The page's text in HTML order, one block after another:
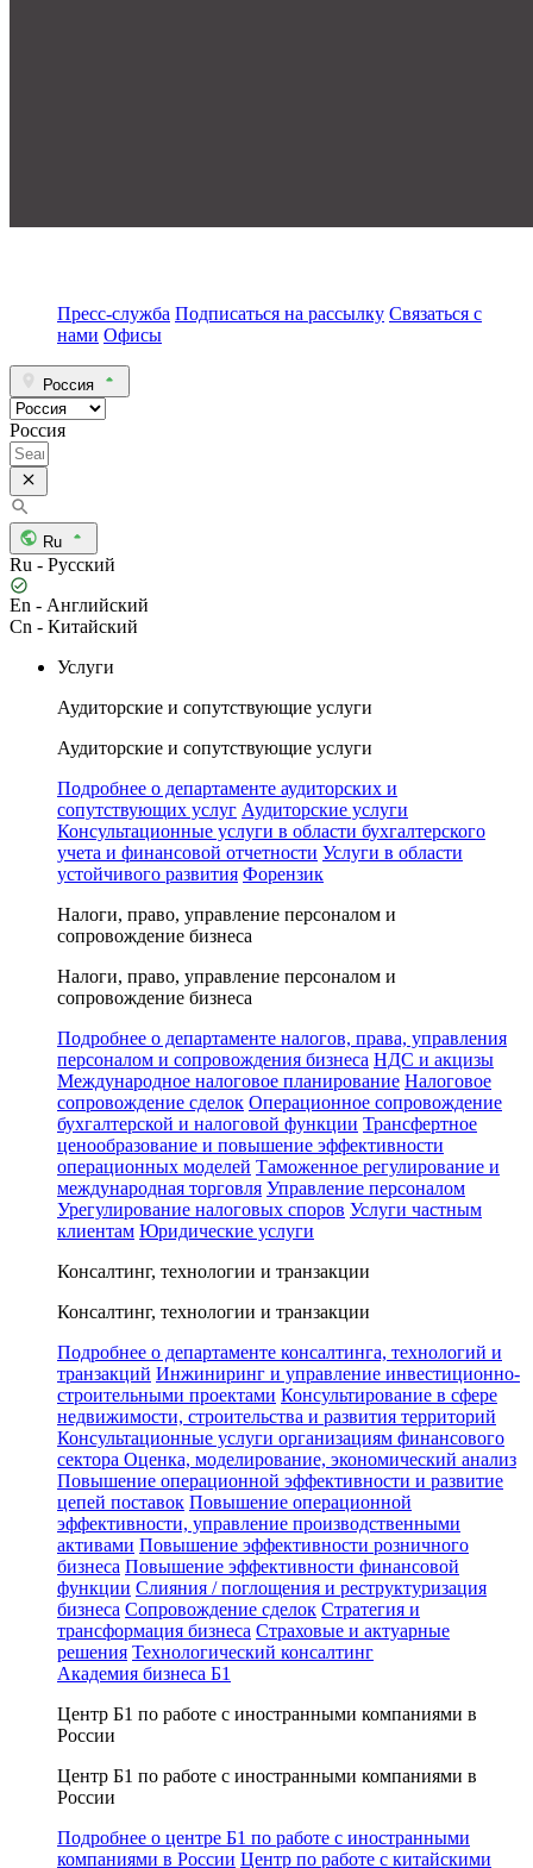
Пресс-служба Подписаться на рассылку Связаться с
нами Офисы
Россия
Россия
Ru
Ru - Русский
En - Английский
Cn - Китайский
Услуги
Аудиторские и сопутствующие услуги
Аудиторские и сопутствующие услуги
Подробнее о департаменте аудиторских и
сопутствующих услуг Аудиторские услуги
Консультационные услуги в области бухгалтерского
учета и финансовой отчетности Услуги в области
устойчивого развития Форензик
Налоги, право, управление персоналом и
сопровождение бизнеса
Налоги, право, управление персоналом и
сопровождение бизнеса
Подробнее о департаменте налогов, права, управления
персоналом и сопровождения бизнеса НДС и акцизы
Международное налоговое планирование Налоговое
сопровождение сделок Операционное сопровождение
бухгалтерской и налоговой функции Трансфертное
ценообразование и повышение эффективности
операционных моделей Таможенное регулирование и
международная торговля Управление персоналом
Урегулирование налоговых споров Услуги частным
клиентам Юридические услуги
Консалтинг, технологии и транзакции
Консалтинг, технологии и транзакции
Подробнее о департаменте консалтинга, технологий и
транзакций Инжиниринг и управление инвестиционно-
строительными проектами Консультирование в сфере
недвижимости, строительства и развития территорий
Консультационные услуги организациям финансового
сектора Оценка, моделирование, экономический анализ
Повышение операционной эффективности и развитие
цепей поставок Повышение операционной
эффективности, управление производственными
активами Повышение эффективности розничного
бизнеса Повышение эффективности финансовой
функции Слияния / поглощения и реструктуризация
бизнеса Сопровождение сделок Стратегия и
трансформация бизнеса Страховые и актуарные
решения Технологический консалтинг
Академия бизнеса Б1
Центр Б1 по работе с иностранными компаниями в
России
Центр Б1 по работе с иностранными компаниями в
России
Подробнее о центре Б1 по работе с иностранными
компаниями в России Центр по работе с китайскими